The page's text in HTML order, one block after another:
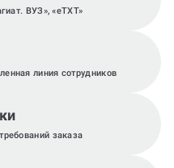
ВУЗ», «eTXT»
линия сотрудников
заказа